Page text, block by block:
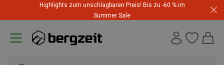
Highlights zum unschlagbaren Preis! Bis zu -60 % im
Summer Sale